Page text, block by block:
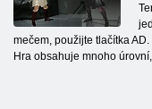
mečem, použijte tlačítka
Hra obsahuje mnoho